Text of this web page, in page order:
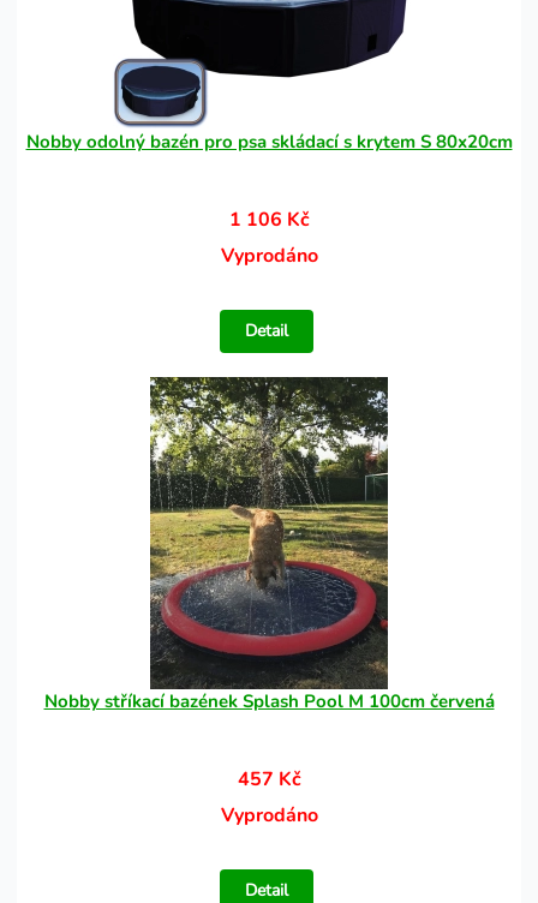
Nobby odolný bazén pro psa skládací s krytem S 80x20cm
1 106 Kč
Vyprodáno
Detail
Nobby stříkací bazének Splash Pool M 100cm červená
457 Kč
Vyprodáno
Detail